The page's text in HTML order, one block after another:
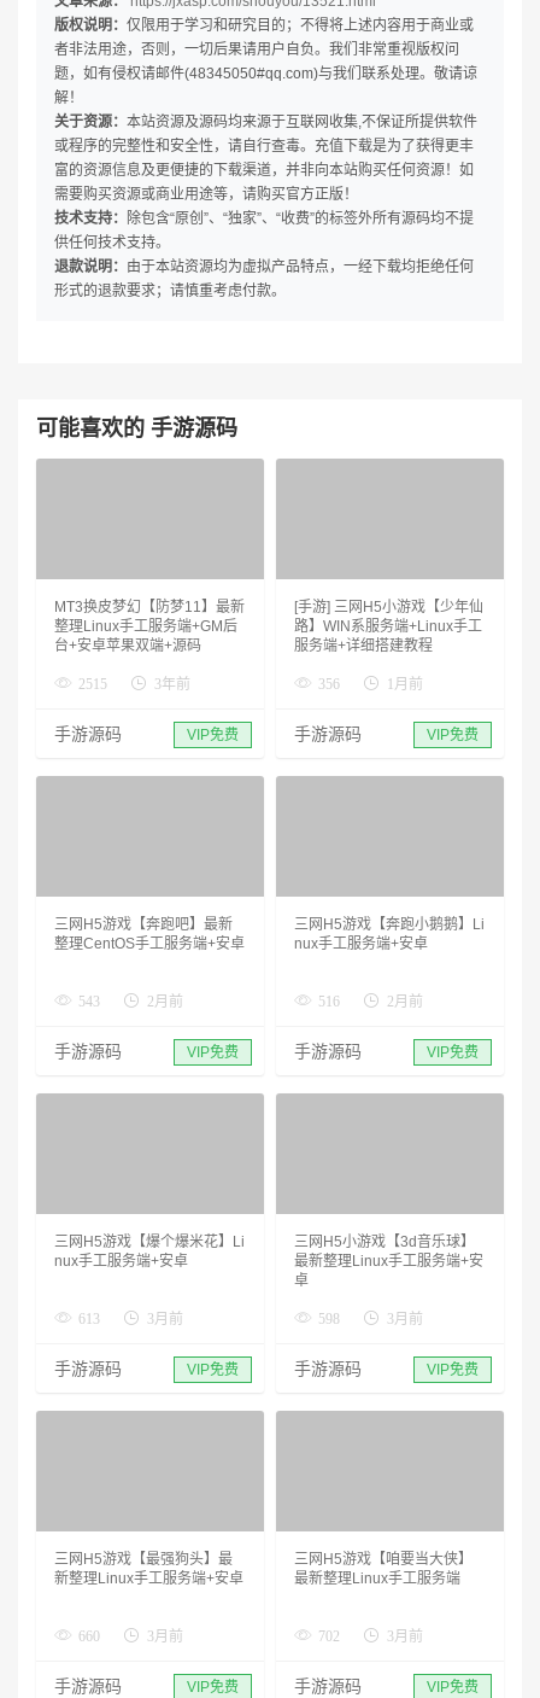
版权说明： 仅限用于学习和研究目的；不得将上述内容用于商业或
者非法用途，否则，一切后果请用户自负。我们非常重视版权问
题，如有侵权请邮件(48345050#qq.com)与我们联系处理。敬请谅
解！
关于资源： 本站资源及源码均来源于互联网收集,不保证所提供软件
或程序的完整性和安全性，请自行查毒。充值下载是为了获得更丰
富的资源信息及更便捷的下载渠道，并非向本站购买任何资源！如
需要购买资源或商业用途等，请购买官方正版！
技术支持：
除包含“原创”、“独家”、“收费”的标签外所有源码均不提
供任何技术支持。
退款说明： 由于本站资源均为虚拟产品特点，一经下载均拒绝任何
形式的退款要求；请慎重考虑付款。
可能喜欢的 手游源码
MT3换皮梦幻【防梦11】最新
整理Linux手工服务端+GM后
台+安卓苹果双端+源码
2515 3年前
手游源码 VIP免费
[手游] 三网H5小游戏【少年仙
路】WIN系服务端+Linux手工
服务端+详细搭建教程
356 1月前
手游源码 VIP免费
三网H5游戏【奔跑吧】最新
整理CentOS手工服务端+安卓
543 2月前
手游源码 VIP免费
三网H5游戏【奔跑小鹅鹅】Li
nux手工服务端+安卓
516 2月前
手游源码 VIP免费
三网H5游戏【爆个爆米花】Li
nux手工服务端+安卓
613 3月前
手游源码 VIP免费
三网H5小游戏【3d音乐球】
最新整理Linux手工服务端+安
卓
598 3月前
手游源码 VIP免费
三网H5游戏【最强狗头】最
新整理Linux手工服务端+安卓
660 3月前
手游源码 VIP免费
三网H5游戏【咱要当大侠】
最新整理Linux手工服务端
702 3月前
手游源码 VIP免费